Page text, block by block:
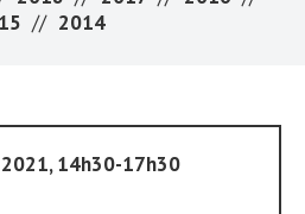
// 2014
14h30-17h30